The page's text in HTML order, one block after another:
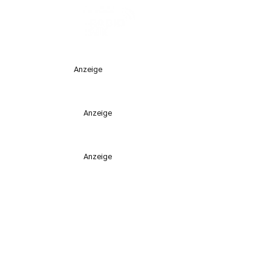
Anzeige
Anzeige
Anzeige